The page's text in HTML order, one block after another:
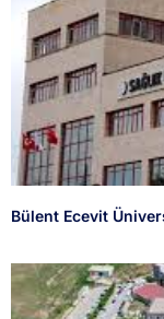
Bülent Ecevit